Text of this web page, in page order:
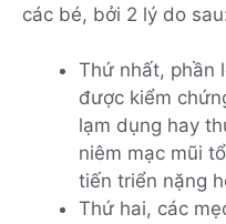
các bé, bởi 2 lý do
Thứ nhất, phần
được kiểm
lạm dụng hay
niêm mạc mũi
tiến triển nặng
Thứ hai, các